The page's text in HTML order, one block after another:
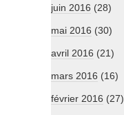
juin 2016 (28)
mai 2016 (30)
avril 2016 (21)
mars 2016 (16)
février 2016 (27)